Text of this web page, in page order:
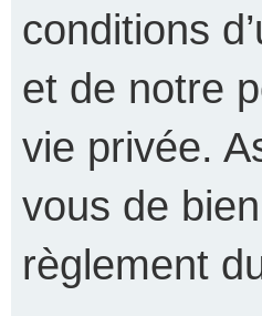
conditions
et de notre
vie privée.
vous de
règlement